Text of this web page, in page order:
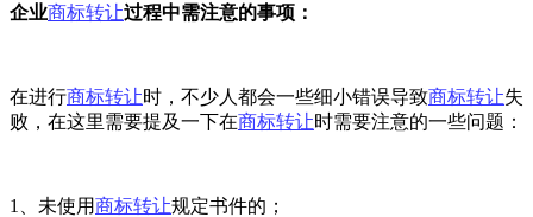
企业商标转让过程中需注意的事项：
在进行商标转让时，不少人都会一些细小错误导致商标转让失
败，在这里需要提及一下在商标转让时需要注意的一些问题：
1、未使用商标转让规定书件的；